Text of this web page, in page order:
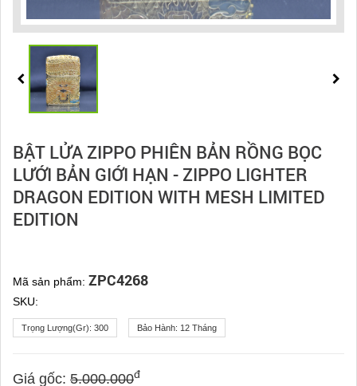
BẬT LỬA ZIPPO PHIÊN BẢN RỒNG BỌC
LƯỚI BẢN GIỚI HẠN - ZIPPO LIGHTER
DRAGON EDITION WITH MESH LIMITED
EDITION
Mã sản phẩm: ZPC4268
SKU:
Trọng Lượng(gr): 300 Bảo Hành: 12 Tháng
Giá gốc: 5.000.000đ